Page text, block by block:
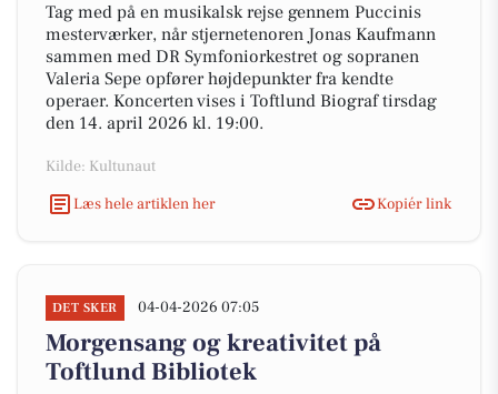
Tag med på en musikalsk rejse gennem Puccinis
mesterværker, når stjernetenoren Jonas Kaufmann
sammen med DR Symfoniorkestret og sopranen
Valeria Sepe opfører højdepunkter fra kendte
operaer. Koncerten vises i Toftlund Biograf tirsdag
den 14. april 2026 kl. 19:00.
Kilde: Kultunaut
Læs hele artiklen her
Kopiér link
DET SKER 04-04-2026 07:05
Morgensang og kreativitet på
Toftlund Bibliotek